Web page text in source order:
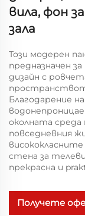
вила, фон
зала
Този модерен
предназначен
дизайн с
Благодарение
околната среда
повседневния
стена за
прекрасна и
Получете